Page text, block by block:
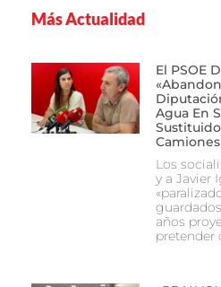
Más Actualidad
El PSOE
Agua En
Los
y a Javier
años
pretender